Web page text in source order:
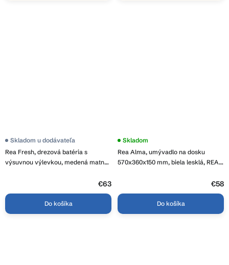
Rea Fresh, drezová batéria s
výsuvnou výlevkou, medená matná,
Skladom u dodávateľa
€63
Do košíka
Rea Alma, umývadlo na dosku
570x360x150 mm, biela lesklá, REA-
Skladom
€58
Do košíka